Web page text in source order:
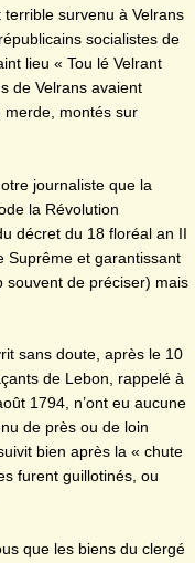
terrible survenu à Velrans
socialistes de
lieu « Tou lé Velrant
de Velrans avaient
merde, montés sur
journaliste que la
la Révolution
décret du 18 floréal an II
Suprême et garantissant
souvent de préciser) mais
sans doute, après le 10
de Lebon, rappelé à
1794, n’ont eu aucune
de près ou de loin
bien après la « chute
furent guillotinés, ou
que les biens du clergé